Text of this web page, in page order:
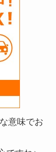
意味でお